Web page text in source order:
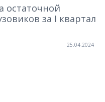
остаточной
за I квартал
25.04.2024